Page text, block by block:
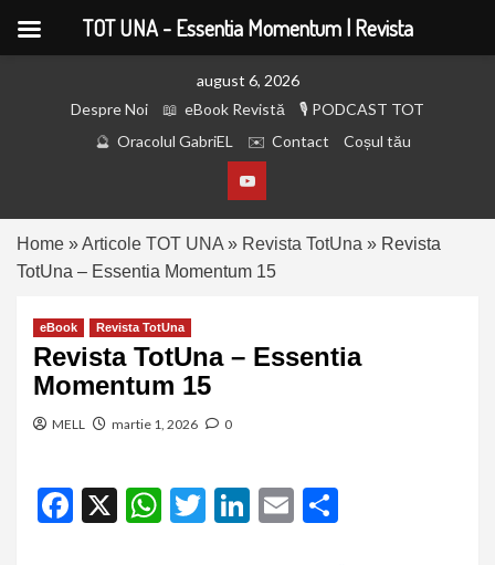
august 6, 2026
Despre Noi
eBook Revistă
PODCAST TOT
Oracolul GabriEL
Contact Coșul tău
Home »Articole TOT UNA » Revista TotUna » Revista
TotUna – Essentia Momentum 15
eBook Revista TotUna
Revista TotUna – Essentia
Momentum 15
MELL martie 1, 2026 0
Facebook
X WhatsApp
Twitter
LinkedIn
Email
TOT UNA - Essentia Momentum | Revista